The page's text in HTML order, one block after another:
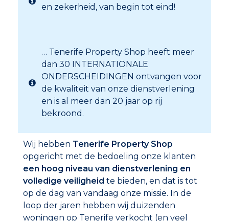
en zekerheid, van begin tot eind!
… Tenerife Property Shop heeft meer
dan 30 INTERNATIONALE
ONDERSCHEIDINGEN ontvangen voor
de kwaliteit van onze dienstverlening
en is al meer dan 20 jaar op rij
bekroond.
Wij hebben Tenerife Property Shop
opgericht met de bedoeling onze klanten
een hoog niveau van dienstverlening en
volledige veiligheid te bieden, en dat is tot
op de dag van vandaag onze missie. In de
loop der jaren hebben wij duizenden
woningen op Tenerife verkocht (en veel